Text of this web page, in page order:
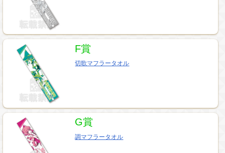
F賞
切歌マフラータオル
G賞
調マフラータオル